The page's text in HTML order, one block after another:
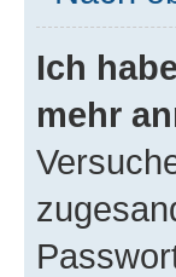
Ich
mehr